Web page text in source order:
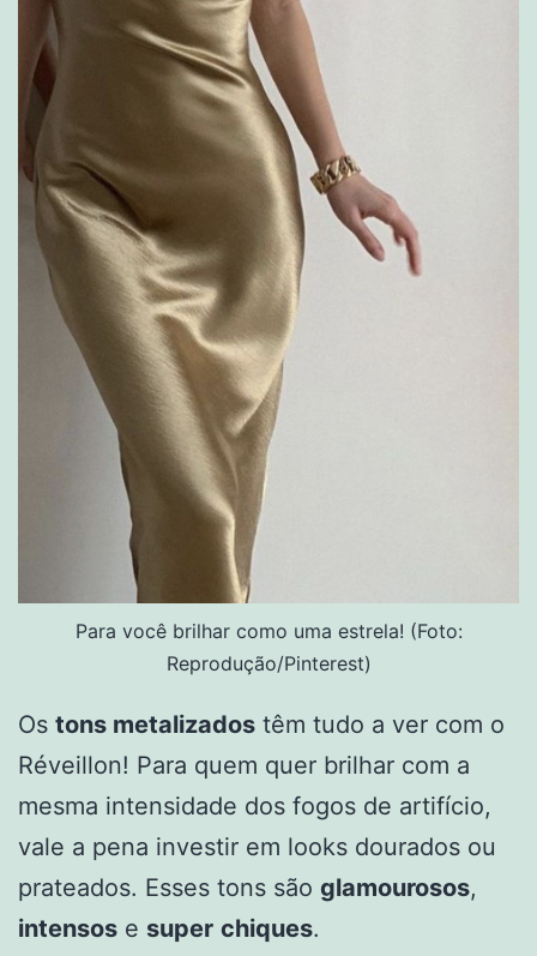
Para você brilhar como uma estrela! (Foto:
Reprodução/Pinterest)
Os tons metalizados têm tudo a ver com o
Réveillon! Para quem quer brilhar com a
mesma intensidade dos fogos de artifício,
vale a pena investir em looks dourados ou
prateados. Esses tons são glamourosos,
intensos e super chiques.